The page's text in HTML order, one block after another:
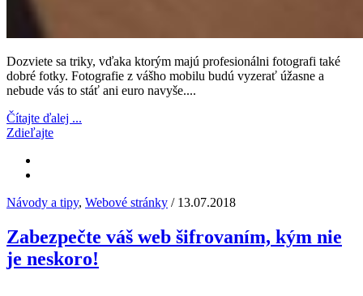
Dozviete sa triky, vďaka ktorým majú profesionálni fotografi také
dobré fotky. Fotografie z vášho mobilu budú vyzerať úžasne a
nebude vás to stáť ani euro navyše....
Čítajte ďalej ...
Zdieľajte
Návody a tipy, Webové stránky / 13.07.2018
Zabezpečte váš web šifrovaním, kým nie
je neskoro!